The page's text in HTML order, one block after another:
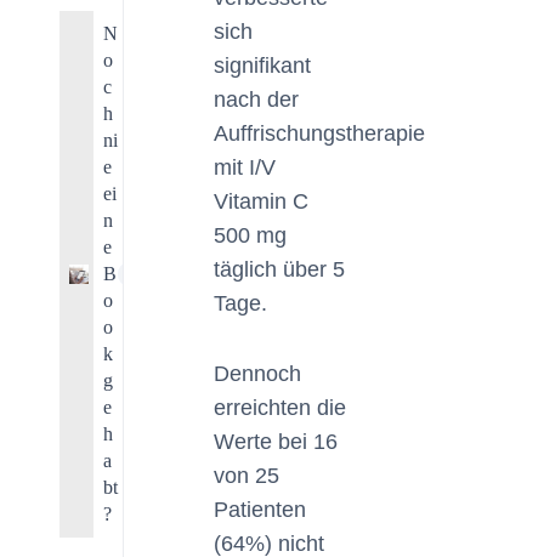
N
o
c
h
ni
e
ei
n
e
B
o
o
k
g
e
h
a
bt
?
sich
signifikant
nach der
Auffrischungstherapie
mit I/V
Vitamin C
500 mg
täglich über 5
Tage.
Dennoch
erreichten die
Werte bei 16
von 25
Patienten
(64%) nicht